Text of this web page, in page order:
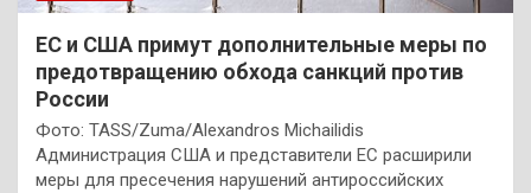
ЕС и США примут дополнительные меры по
предотвращению обхода санкций против
России
Фото: TASS/Zuma/Alexandros Michailidis
Администрация США и представители ЕС расширили
меры для пресечения нарушений антироссийских